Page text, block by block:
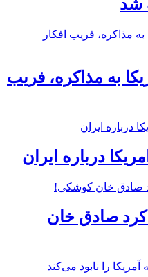
شد
به مذاکره، فریب
درباره ایران
صادق خان